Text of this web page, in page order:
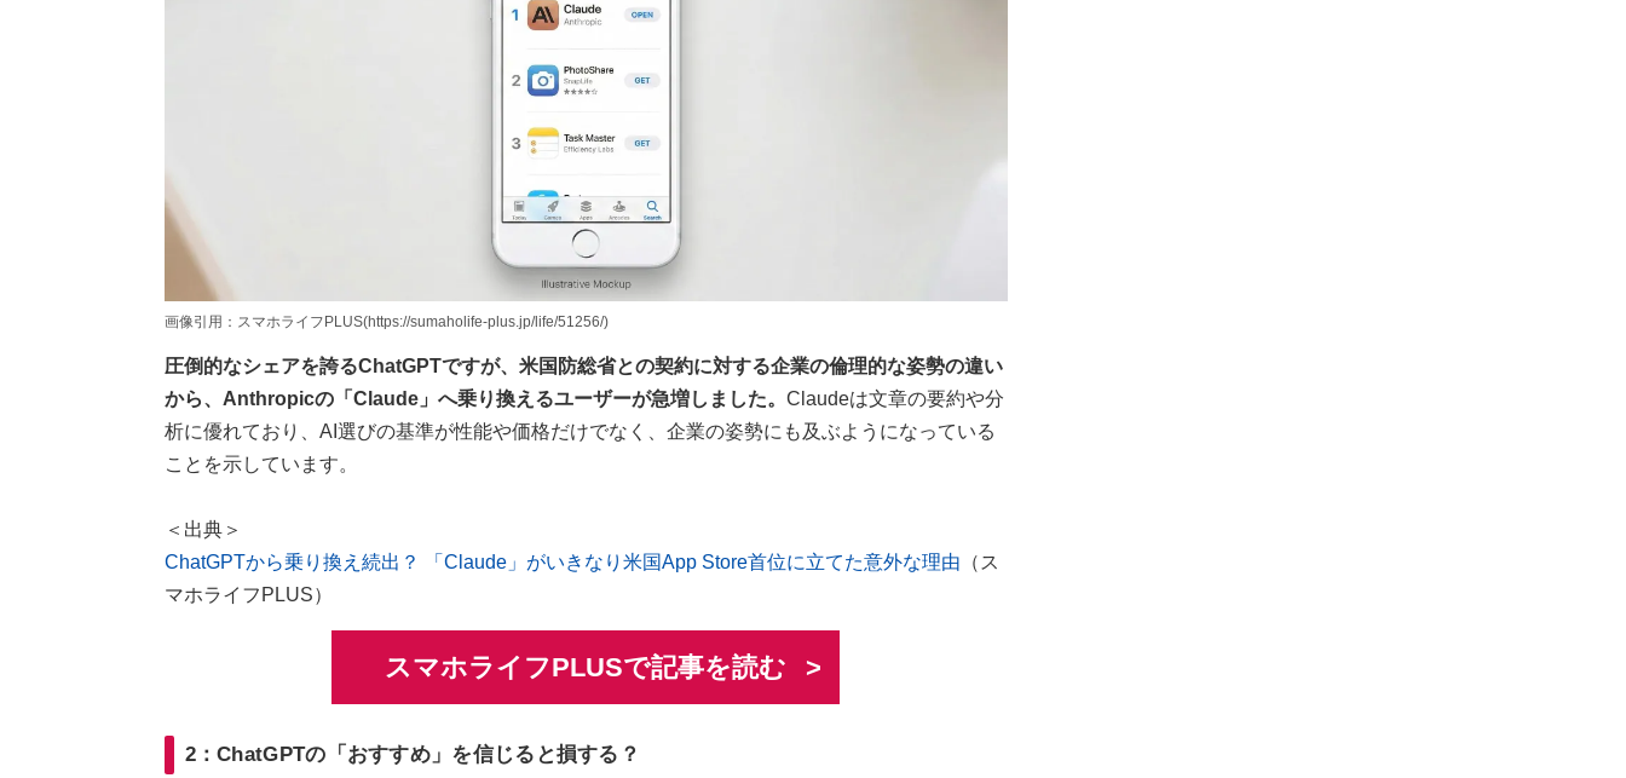
画像引用：スマホライフPLUS(https://sumaholife-plus.jp/life/51256/)
圧倒的なシェアを誇るChatGPTですが、米国防総省との契約に対する企業の倫理的な姿勢の違い
から、Anthropicの「Claude」へ乗り換えるユーザーが急増しました。 Claudeは文章の要約や分
析に優れており、AI選びの基準が性能や価格だけでなく、企業の姿勢にも及ぶようになっている
ことを示しています。
＜出典＞
ChatGPTから乗り換え続出？ 「Claude」がいきなり米国App Store首位に立てた意外な理由 （ス
マホライフPLUS）
スマホライフPLUSで記事を読む
2：ChatGPTの「おすすめ」を信じると損する？